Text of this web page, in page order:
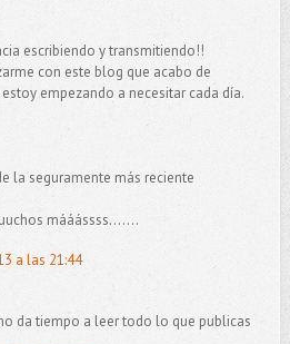
escribiendo y transmitiendo!!
con este blog que acabo de
empezando a necesitar cada día.
la seguramente más reciente
mááássss.......
a las 21:44
da tiempo a leer todo lo que publicas